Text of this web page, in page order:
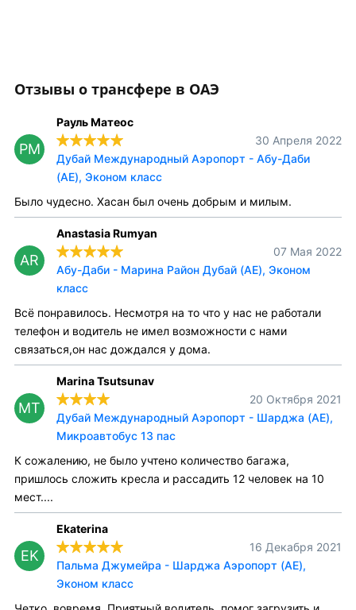
Отзывы о трансфере в ОАЭ
РМ
Рауль Матеос
30 Апреля 2022
Дубай Международный Аэропорт - Абу-Даби
(AE), Эконом класс
Было чудесно. Хасан был очень добрым и милым.
AR
Anastasia Rumyan
07 Мая 2022
Абу-Даби - Марина Район Дубай (AE), Эконом
класс
Всё понравилось. Несмотря на то что у нас не работали
телефон и водитель не имел возможности с нами
связаться,он нас дождался у дома.
MT
Marina Tsutsunav
20 Октября 2021
Дубай Международный Аэропорт - Шарджа (AE),
Микроавтобус 13 пас
К сожалению, не было учтено количество багажа,
пришлось сложить кресла и рассадить 12 человек на 10
мест....
EK
Ekaterina
16 Декабря 2021
Пальма Джумейра - Шарджа Аэропорт (AE),
Эконом класс